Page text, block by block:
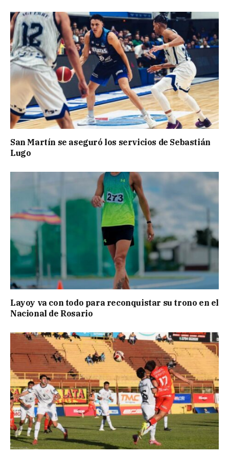
San Martín se aseguró los servicios de Sebastián
Lugo
Layoy va con todo para reconquistar su trono en el
Nacional de Rosario